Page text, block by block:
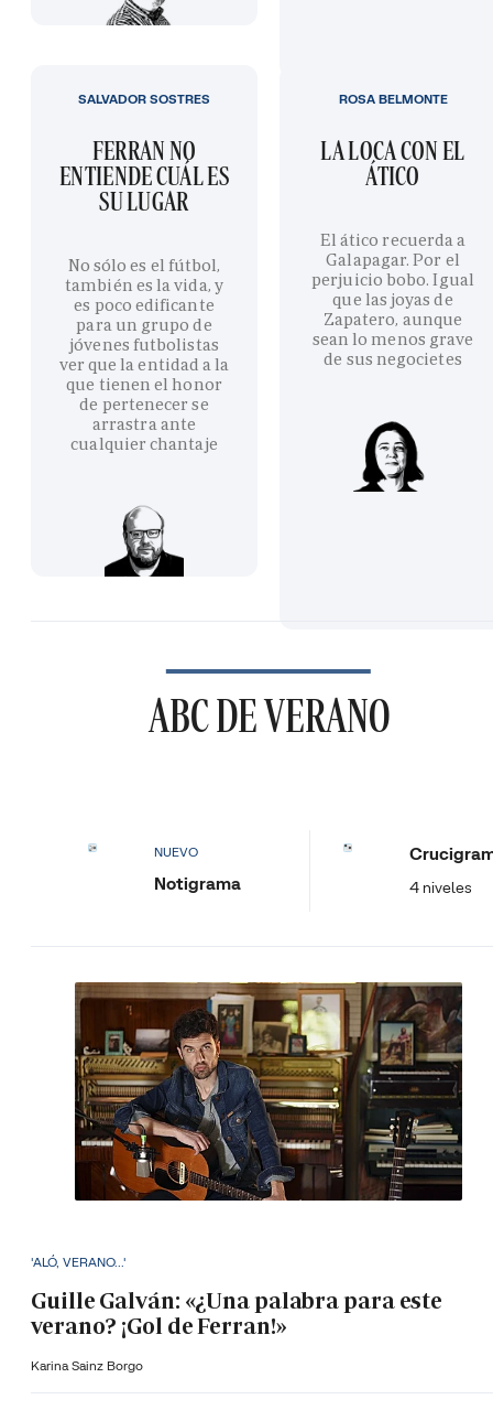
FERRAN NO
ENTIENDE CUÁL ES
SU LUGAR
No sólo es el fútbol,
también es la vida, y
es poco edificante
para un grupo de
jóvenes futbolistas
ver que la entidad a la
que tienen el honor
de pertenecer se
arrastra ante
cualquier chantaje
SALVADOR SOSTRES
LA LOCA CON EL
ÁTICO
El ático recuerda a
Galapagar. Por el
perjuicio bobo. Igual
que las joyas de
Zapatero, aunque
sean lo menos grave
de sus negocietes
ROSA BELMONTE
ABC DE VERANO
NUEVO
Notigrama 4 niveles
'ALÓ, VERANO...'
Guille Galván: «¿Una palabra para este
verano? ¡Gol de Ferran!»
Karina Sainz Borgo